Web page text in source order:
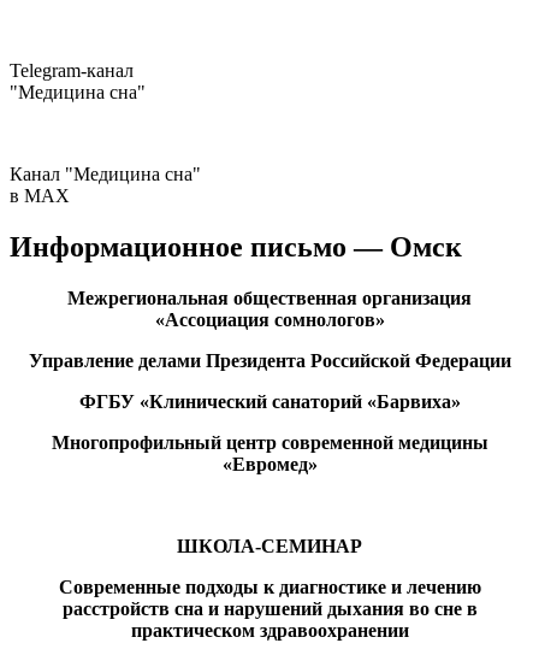
Telegram-канал
"Медицина сна"
Канал "Медицина сна"
в МAX
Информационное письмо — Омск
Межрегиональная общественная организация
«Ассоциация сомнологов»
Управление делами Президента Российской Федерации
ФГБУ «Клинический санаторий «Барвиха»
Многопрофильный центр современной медицины
«Евромед»
ШКОЛА-СЕМИНАР
Современные подходы к диагностике и лечению
расстройств сна и нарушений дыхания во сне в
практическом здравоохранении